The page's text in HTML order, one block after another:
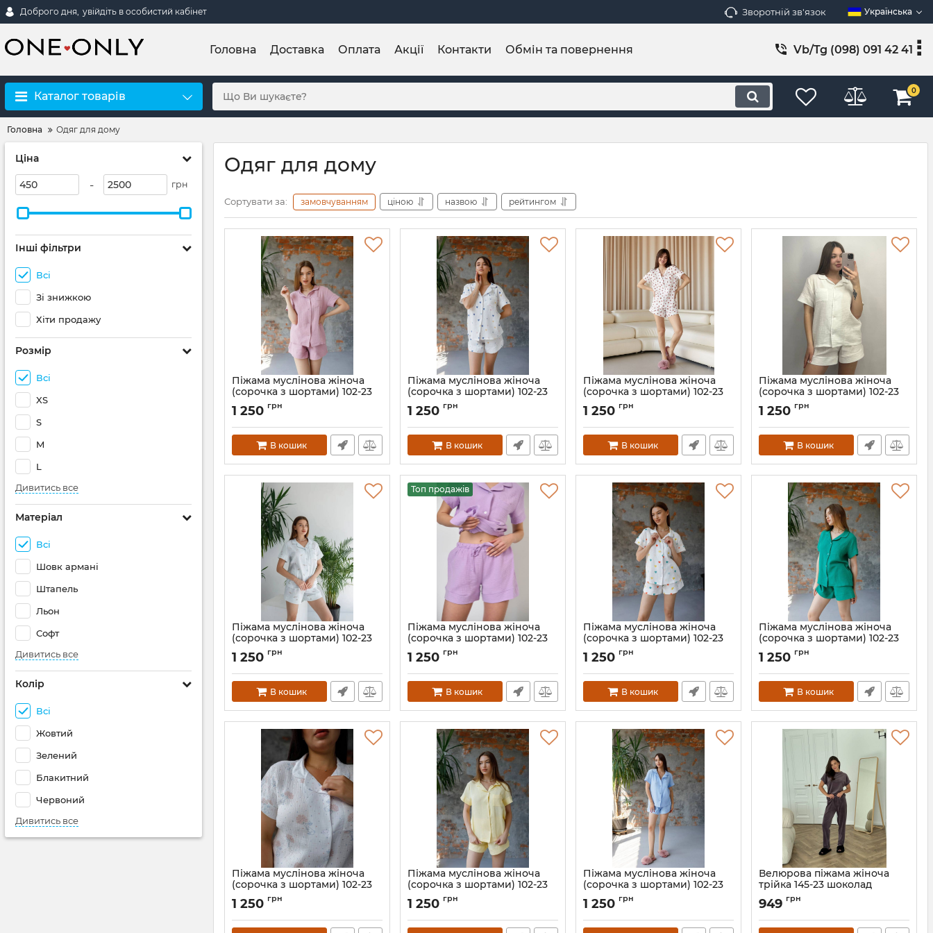
Доброго дня, увійдіть в особистий кабінет Зворотній зв'язок Українська
Головна Доставка Оплата Акції Контакти Обмін та повернення Vb/Tg (098) 091 42 41
Каталог товарів 0
Головна Одяг для дому
Ціна
- грн
Інші фільтри
Всі
Зі знижкою
Хіти продажу
Розмір
Всі
XS
S
M
L
Дивитись все
Матеріал
Всі
Шовк армані
Штапель
Льон
Софт
Дивитись все
Колір
Всі
Жовтий
Зелений
Блакитний
Червоний
Дивитись все
Одяг для дому
Сортувати за: замовчуванням ціною назвою рейтингом
Піжама муслінова жіноча
(сорочка з шортами) 102-23
темно-рожева
Артикул:
1 250 грн
В кошик
Піжама муслінова жіноча
(сорочка з шортами) 102-23
сині сердечка
Артикул:
1 250 грн
В кошик
Піжама муслінова жіноча
(сорочка з шортами) 102-23
полуничка
Артикул:
1 250 грн
В кошик
Піжама муслінова жіноча
(сорочка з шортами) 102-23
молочна
Артикул:
1 250 грн
В кошик
Піжама муслінова жіноча
(сорочка з шортами) 102-23
листочки
Артикул:
1 250 грн
В кошик
Топ продажів
Піжама муслінова жіноча
(сорочка з шортами) 102-23
лаванда
Артикул:
1 250 грн
В кошик
Піжама муслінова жіноча
(сорочка з шортами) 102-23
кольорові сердечки
Артикул:
1 250 грн
В кошик
Піжама муслінова жіноча
(сорочка з шортами) 102-23
зелена
Артикул:
1 250 грн
В кошик
Піжама муслінова жіноча
(сорочка з шортами) 102-23
зайчики
Артикул:
1 250 грн
Піжама муслінова жіноча
(сорочка з шортами) 102-23
Артикул:
1 250 грн
Піжама муслінова жіноча
(сорочка з шортами) 102-23
блакитна
Артикул:
1 250 грн
Велюрова піжама жіноча
трійка 145-23 шоколад
Артикул: 145-23-shokolad-S
949 грн